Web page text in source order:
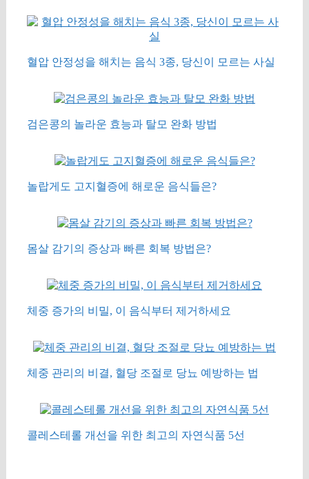
혈압 안정성을 해치는 음식 3종, 당신이 모르는 사실
검은콩의 놀라운 효능과 탈모 완화 방법
놀랍게도 고지혈증에 해로운 음식들은?
몸살 감기의 증상과 빠른 회복 방법은?
체중 증가의 비밀, 이 음식부터 제거하세요
체중 관리의 비결, 혈당 조절로 당뇨 예방하는 법
콜레스테롤 개선을 위한 최고의 자연식품 5선